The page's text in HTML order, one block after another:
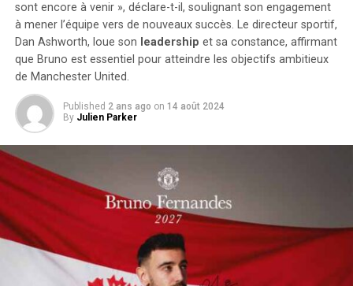
sont encore à venir », déclare-t-il, soulignant son engagement
à mener l’équipe vers de nouveaux succès. Le directeur sportif,
Dan Ashworth, loue son leadership et sa constance, affirmant
que Bruno est essentiel pour atteindre les objectifs ambitieux
de Manchester United.
Published 2 ans ago on 14 août 2024
By Julien Parker